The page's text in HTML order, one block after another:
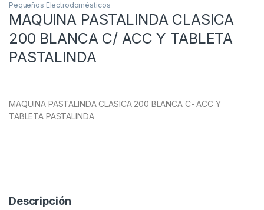
Pequeños Electrodomésticos
MAQUINA PASTALINDA CLASICA
200 BLANCA C/ ACC Y TABLETA
PASTALINDA
MAQUINA PASTALINDA CLASICA 200 BLANCA C- ACC Y
TABLETA PASTALINDA
Descripción